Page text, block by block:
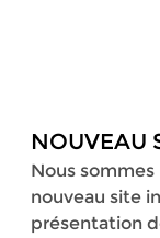
NOUVEAU
Nous
nouveau site
présentation